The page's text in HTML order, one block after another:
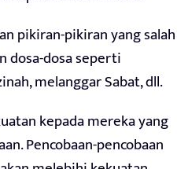
pikiran-pikiran yang salah
dosa-dosa seperti
melanggar Sabat, dll.
kepada mereka yang
Pencobaan-pencobaan